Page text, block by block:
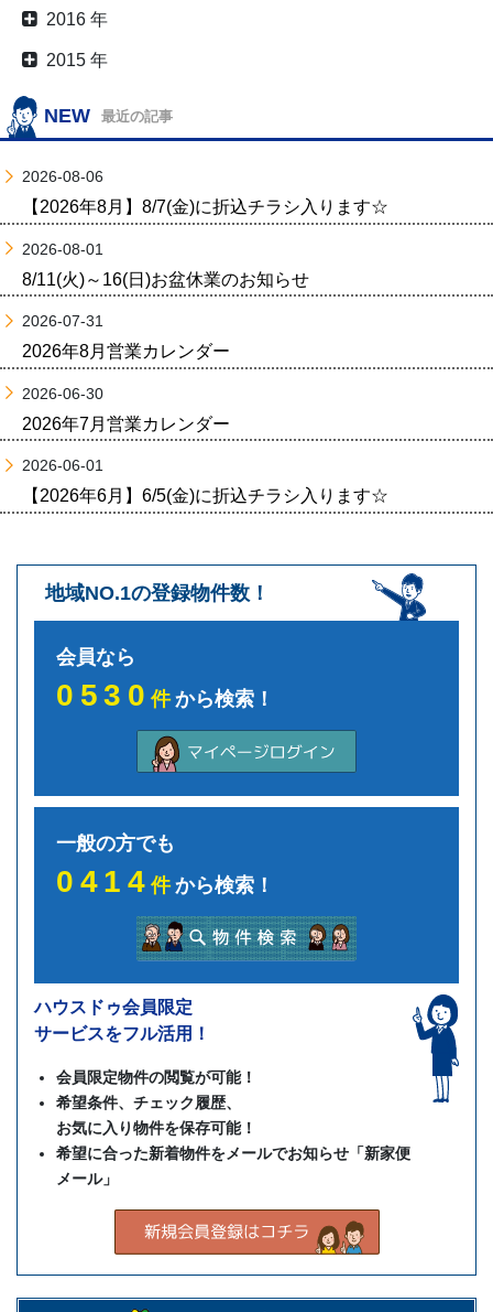
2016 年
2015 年
NEW 最近の記事
2026-08-06
【2026年8月】8/7(金)に折込チラシ入ります☆
2026-08-01
8/11(火)～16(日)お盆休業のお知らせ
2026-07-31
2026年8月営業カレンダー
2026-06-30
2026年7月営業カレンダー
2026-06-01
【2026年6月】6/5(金)に折込チラシ入ります☆
地域NO.1の登録物件数！
会員なら
0530件から検索！
一般の方でも
0414件から検索！
ハウスドゥ会員限定
サービスをフル活用！
会員限定物件の閲覧が可能！
希望条件、チェック履歴、
お気に入り物件を保存可能！
希望に合った新着物件をメールでお知らせ「新家便
メール」